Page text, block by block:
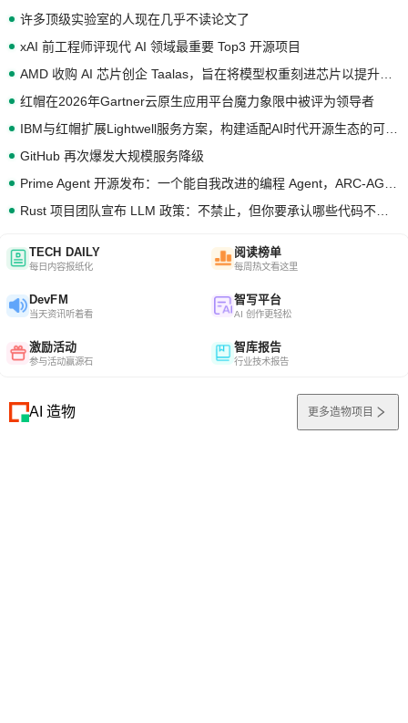
许多顶级实验室的人现在几乎不读论文了
xAI 前工程师评现代 AI 领域最重要 Top3 开源项目
红帽在2026年Gartner云原生应用平台魔力象限中被评为领导者
GitHub 再次爆发大规模服务降级
TECH DAILY
每日内容报纸化
阅读榜单
每周热文看这里
DevFM
当天资讯听着看
智写平台
AI 创作更轻松
激励活动
参与活动赢源石
智库报告
行业技术报告
AI 造物 更多造物项目